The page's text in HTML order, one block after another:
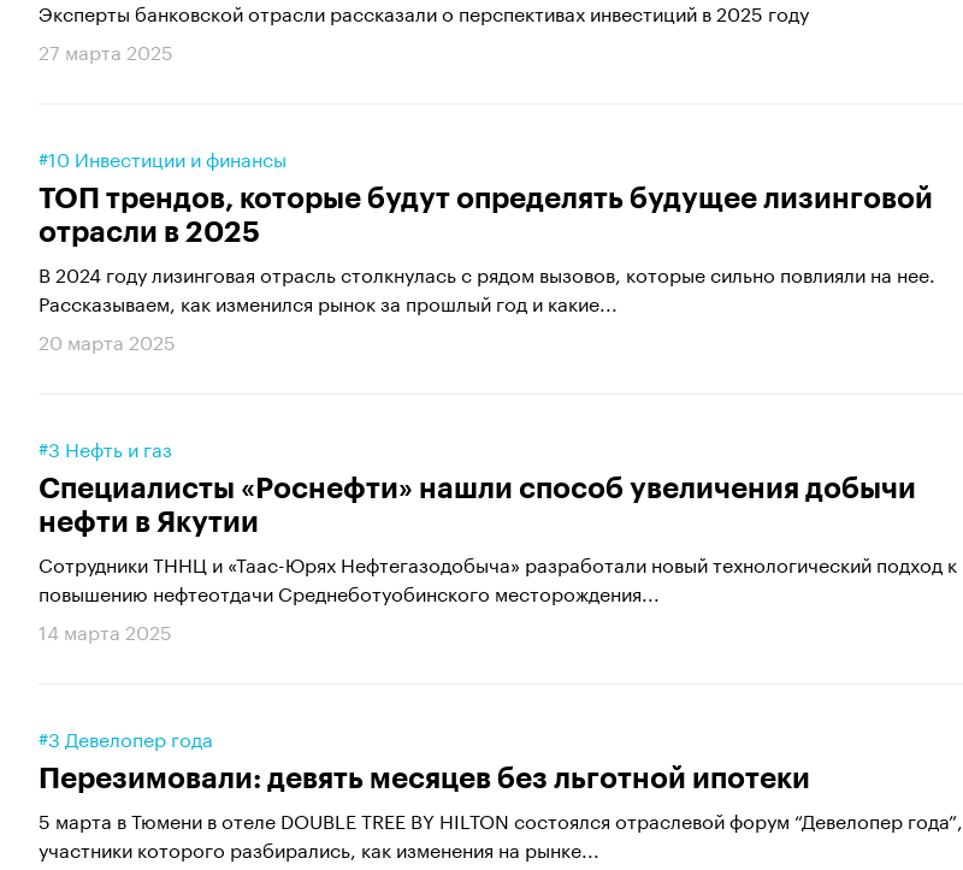
Эксперты банковской отрасли рассказали о перспективах инвестиций в 2025 году
27 марта 2025
#10 Инвестиции и финансы
ТОП трендов, которые будут определять будущее лизинговой
отрасли в 2025
В 2024 году лизинговая отрасль столкнулась с рядом вызовов, которые сильно повлияли на нее.
Рассказываем, как изменился рынок за прошлый год и какие...
20 марта 2025
#3 Нефть и газ
Специалисты «Роснефти» нашли способ увеличения добычи
нефти в Якутии
Сотрудники ТННЦ и «Таас-Юрях Нефтегазодобыча» разработали новый технологический подход к
повышению нефтеотдачи Среднеботуобинского месторождения...
14 марта 2025
#3 Девелопер года
Перезимовали: девять месяцев без льготной ипотеки
5 марта в Тюмени в отеле DOUBLE TREE BY HILTON состоялся отраслевой форум “Девелопер года”,
участники которого разбирались, как изменения на рынке...